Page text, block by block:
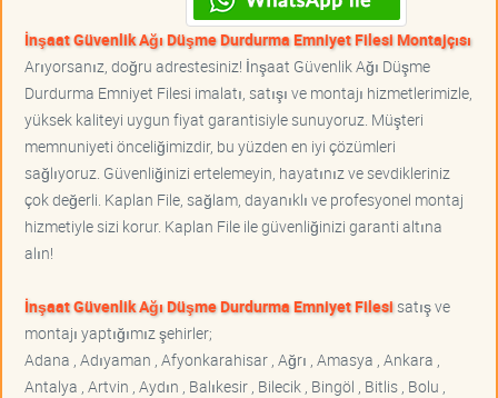
İnşaat Güvenlik Ağı Düşme Durdurma Emniyet Filesi Montajçısı
Arıyorsanız, doğru adrestesiniz! İnşaat Güvenlik Ağı Düşme
Durdurma Emniyet Filesi imalatı, satışı ve montajı hizmetlerimizle,
yüksek kaliteyi uygun fiyat garantisiyle sunuyoruz. Müşteri
memnuniyeti önceliğimizdir, bu yüzden en iyi çözümleri
sağlıyoruz. Güvenliğinizi ertelemeyin, hayatınız ve sevdikleriniz
çok değerli. Kaplan File, sağlam, dayanıklı ve profesyonel montaj
hizmetiyle sizi korur. Kaplan File ile güvenliğinizi garanti altına
alın!
İnşaat Güvenlik Ağı Düşme Durdurma Emniyet Filesisatış ve
montajı yaptığımız şehirler;
Adana , Adıyaman , Afyonkarahisar , Ağrı , Amasya , Ankara ,
Antalya , Artvin , Aydın , Balıkesir , Bilecik , Bingöl , Bitlis , Bolu ,